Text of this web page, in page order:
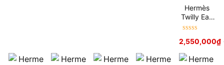
Hermès
Twilly Eau
Poivree
Edition
hạng5sao
2,550,000₫